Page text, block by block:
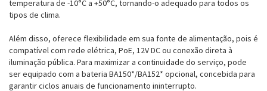
temperatura de -10°C a +50°C, tornando-o adequado para todos os
tipos de clima.
Além disso, oferece flexibilidade em sua fonte de alimentação, pois é
compatível com rede elétrica, PoE, 12V DC ou conexão direta à
iluminação pública. Para maximizar a continuidade do serviço, pode
ser equipado com a bateria BA150*/BA152* opcional, concebida para
garantir ciclos anuais de funcionamento ininterrupto.